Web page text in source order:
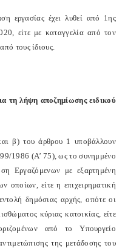
εργασίας έχει λυθεί από 1ης
είτε με καταγγελία από τον
τους ίδιους.
τη λήψη αποζημίωσης ειδικού
β) του άρθρου 1 υποβάλλουν
1986 (Α’ 75), ως το συνημμένο
Εργαζόμενων με εξαρτημένη
οποίων, είτε η επιχειρηματική
δημόσιας αρχής, οπότε οι
κύριας κατοικίας, είτε
από το Υπουργείο
της μετάδοσης του